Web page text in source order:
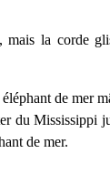
mais la corde
de mer
du Mississippi
de mer.